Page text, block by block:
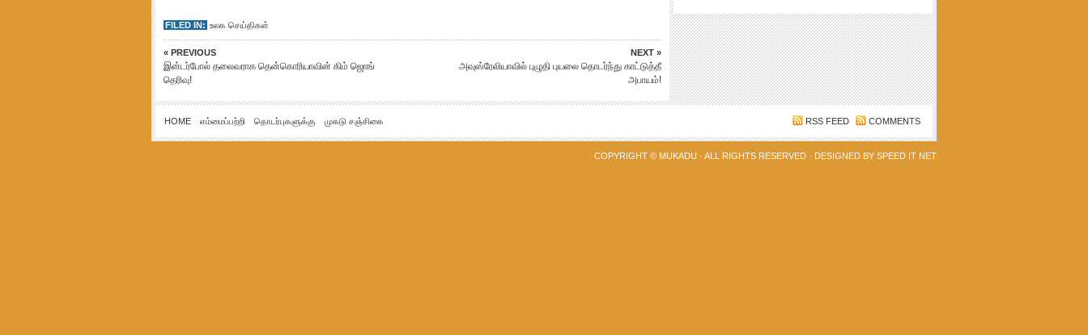
FILED IN: உலக செய்திகள்
« PREVIOUS
இன்டர்போல் தலைவராக தென்கொரியாவின் கிம் ஜொங்
தெரிவு!
NEXT »
அவுஸ்ரேலியாவில் புழுதி புயலை தொடர்ந்து காட்டுத்தீ
அபாயம்!
HOME எம்மைப்பற்றி தொடர்புகளுக்கு முகடு சஞ்சிகை RSS FEED COMMENTS
COPYRIGHT © MUKADU · ALL RIGHTS RESERVED · DESIGNED BY SPEED IT NET